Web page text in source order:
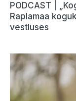
PODCAST |
Raplamaa
vestluses